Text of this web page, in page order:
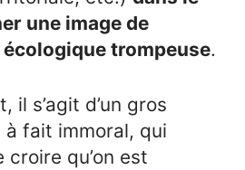
une image de
trompeuse.
il s’agit d’un gros
fait immoral, qui
qu’on est